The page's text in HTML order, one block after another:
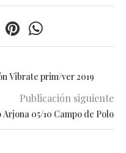
Vibrate prim/ver 2019
Publicación siguiente
05/10 Campo de Polo